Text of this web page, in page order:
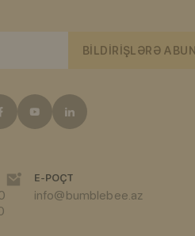
BILDIRIŞLƏRƏ
E-POÇT
info@bumblebee.az